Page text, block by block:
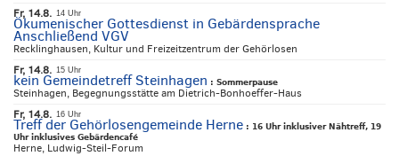
Fr, 14.8. 14 Uhr
Ökumenischer Gottesdienst in Gebärdensprache
Anschließend VGV
Recklinghausen, Kultur und Freizeitzentrum der Gehörlosen
Fr, 14.8. 15 Uhr
kein Gemeindetreff Steinhagen : Sommerpause
Steinhagen, Begegnungsstätte am Dietrich-Bonhoeffer-Haus
Fr, 14.8. 16 Uhr
Treff der Gehörlosengemeinde Herne : 16 Uhr inklusiver Nähtreff, 19
Uhr inklusives Gebärdencafé
Herne, Ludwig-Steil-Forum